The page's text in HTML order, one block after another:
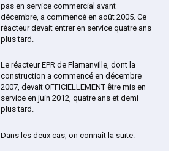
pas en service commercial avant
décembre, a commencé en août 2005. Ce
réacteur devait entrer en service quatre ans
plus tard.
Le réacteur EPR de Flamanville, dont la
construction a commencé en décembre
2007, devait OFFICIELLEMENT être mis en
service en juin 2012, quatre ans et demi
plus tard.
Dans les deux cas, on connaît la suite.